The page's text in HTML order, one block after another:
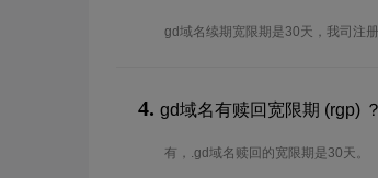
gd域名续期宽限期是30天，我司注
4. gd域名有赎回宽限期 (rgp) ？
有，.gd域名赎回的宽限期是30天。